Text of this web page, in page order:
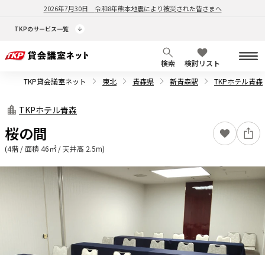
2026年7月30日 令和8年熊本地震により被災された皆さまへ
TKPのサービス一覧
検索
検討リスト
TKP貸会議室ネット
東北 青森県 新青森駅 TKPホテル青森
TKPホテル青森
桜の間
(4階 / 面積 46㎡ / 天井高 2.5m)